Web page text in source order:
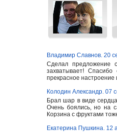
Владимир Славнов. 20
Сделал предложение
захватывает!
прекрасное
Колодин Александр. 07
Брал шар в виде
Очень боялись, но на
Корзина с фруктами
Екатерина Пушкина. 12